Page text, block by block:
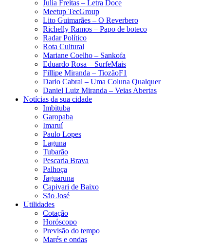
Julia Freitas​ – Letra Doce
Meetup TecGroup
Lito Guimarães – O Reverbero
Richelly Ramos​ – Papo de boteco
Radar Político
Rota Cultural
Mariane Coelho – Sankofa
Eduardo Rosa​ – SurfeMais
Fillipe Miranda – TiozãoF1
Dario Cabral – Uma Coluna Qualquer
Daniel Luiz Miranda – Veias Abertas
Notícias da sua cidade
Imbituba
Garopaba
Imaruí
Paulo Lopes
Laguna
Tubarão
Pescaria Brava
Palhoça
Jaguaruna
Capivari de Baixo
São José
Utilidades
Cotação
Horóscopo
Previsão do tempo
Marés e ondas